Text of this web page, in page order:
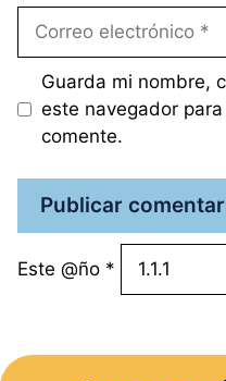
Correo
Guarda mi nombre,
este navegador
comente.
Este @ño *